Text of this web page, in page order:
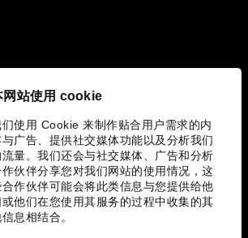
网站使用 cookie
们使用 Cookie 来制作贴合用户需求的内
广告、提供社交媒体功能以及分析我们
流量。我们还会与社交媒体、广告和分析
伙伴分享您对我们网站的使用情况，这
作伙伴可能会将此类信息与您提供给他
他们在您使用其服务的过程中收集的其
息相结合。